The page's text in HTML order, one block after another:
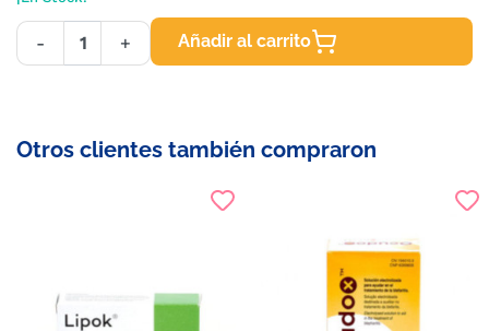
- + Añadir al carrito
Otros clientes también compraron